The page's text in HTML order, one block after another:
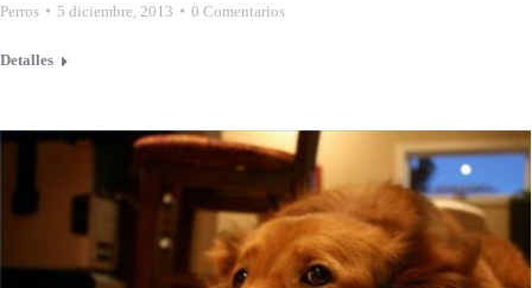
Perros 5 diciembre, 2013 0 Comentarios
Detalles